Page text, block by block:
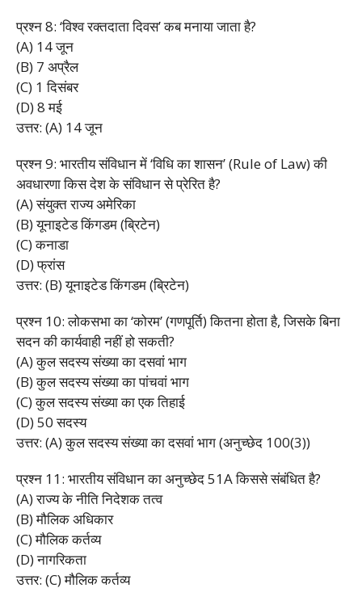
प्रश्न 8: ‘विश्व रक्तदाता दिवस’ कब मनाया जाता है?
(A) 14 जून
(B) 7 अप्रैल
(C) 1 दिसंबर
(D) 8 मई
उत्तर: (A) 14 जून
प्रश्न 9: भारतीय संविधान में ‘विधि का शासन’ (Rule of Law) की
अवधारणा किस देश के संविधान से प्रेरित है?
(A) संयुक्त राज्य अमेरिका
(B) यूनाइटेड किंगडम (ब्रिटेन)
(C) कनाडा
(D) फ्रांस
उत्तर: (B) यूनाइटेड किंगडम (ब्रिटेन)
प्रश्न 10: लोकसभा का ‘कोरम’ (गणपूर्ति) कितना होता है, जिसके बिना
सदन की कार्यवाही नहीं हो सकती?
(A) कुल सदस्य संख्या का दसवां भाग
(B) कुल सदस्य संख्या का पांचवां भाग
(C) कुल सदस्य संख्या का एक तिहाई
(D) 50 सदस्य
उत्तर: (A) कुल सदस्य संख्या का दसवां भाग (अनुच्छेद 100(3))
प्रश्न 11: भारतीय संविधान का अनुच्छेद 51A किससे संबंधित है?
(A) राज्य के नीति निदेशक तत्व
(B) मौलिक अधिकार
(C) मौलिक कर्तव्य
(D) नागरिकता
उत्तर: (C) मौलिक कर्तव्य